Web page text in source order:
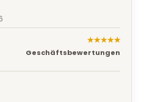
★★★★★
Geschäftsbewertungen